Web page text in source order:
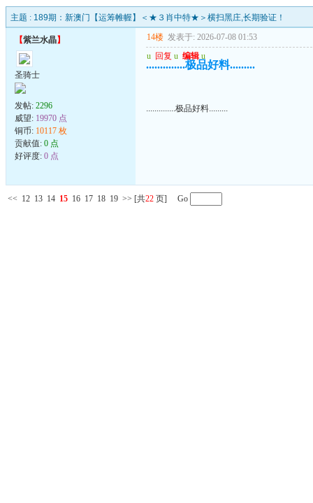
主题 : 189期：新澳门【运筹帷幄】＜★３肖中特★＞横扫黑庄,长期验证！
【紫兰水晶】
圣骑士
发帖: 2296
威望: 19970 点
铜币: 10117 枚
贡献值: 0 点
好评度: 0 点
14楼 发表于: 2026-07-08 01:53
u 回复 u 编辑 u
..............极品好料.........
..............极品好料.........
<< 12 13 14 15 16 17 18 19 >> [共22 页] Go